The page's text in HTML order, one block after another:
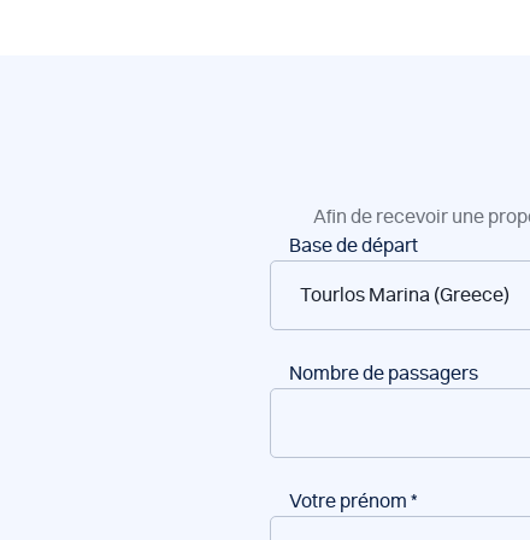
Afin de recevoir une
Réservation
bateaux
Base de départ
Nombre de passagers
Votre prénom *